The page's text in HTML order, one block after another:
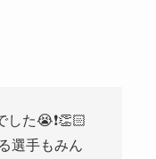
た😭❗️👏🏻
選手もみん